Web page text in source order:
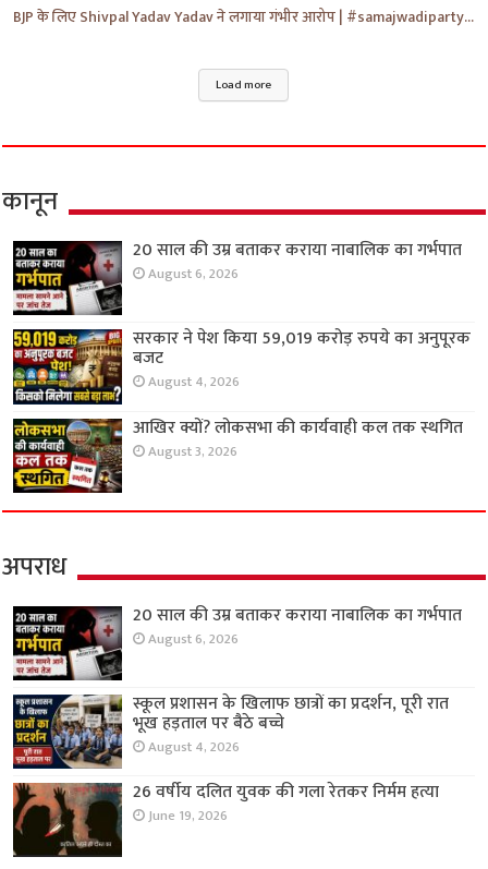
BJP के लिए Shivpal Yadav Yadav ने लगाया गंभीर आरोप | #samajwadiparty | Akhilesh Yadav | #shorts #yt
Load more
कानून
20 साल की उम्र बताकर कराया नाबालिक का गर्भपात
August 6, 2026
सरकार ने पेश किया 59,019 करोड़ रुपये का अनुपूरक
बजट
August 4, 2026
आखिर क्यों? लोकसभा की कार्यवाही कल तक स्थगित
August 3, 2026
अपराध
20 साल की उम्र बताकर कराया नाबालिक का गर्भपात
August 6, 2026
स्कूल प्रशासन के खिलाफ छात्रों का प्रदर्शन, पूरी रात
भूख हड़ताल पर बैठे बच्चे
August 4, 2026
26 वर्षीय दलित युवक की गला रेतकर निर्मम हत्या
June 19, 2026